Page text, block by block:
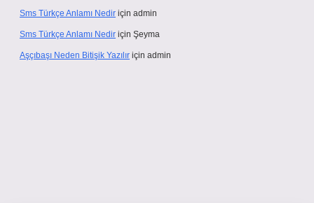
Sms Türkçe Anlamı Nedir için admin
Sms Türkçe Anlamı Nedir için Şeyma
Aşçıbaşı Neden Bitişik Yazılır için admin